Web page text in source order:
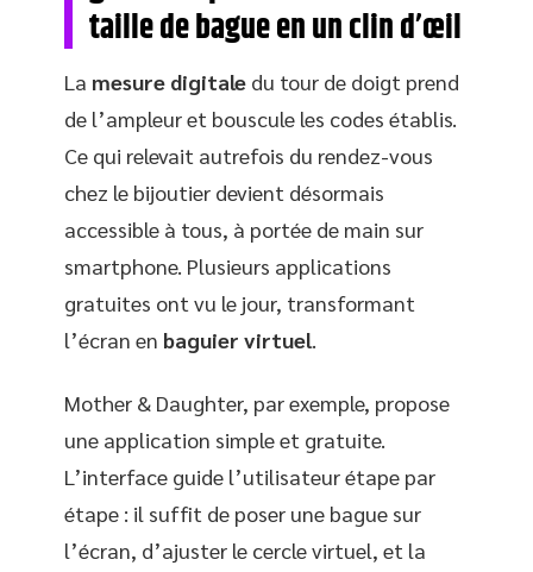
taille de bague en un clin d’œil
La mesure digitale du tour de doigt prend
de l’ampleur et bouscule les codes établis.
Ce qui relevait autrefois du rendez-vous
chez le bijoutier devient désormais
accessible à tous, à portée de main sur
smartphone. Plusieurs applications
gratuites ont vu le jour, transformant
l’écran en baguier virtuel.
Mother & Daughter, par exemple, propose
une application simple et gratuite.
L’interface guide l’utilisateur étape par
étape : il suffit de poser une bague sur
l’écran, d’ajuster le cercle virtuel, et la